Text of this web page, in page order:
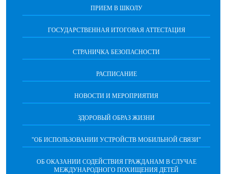
ПРИЕМ В ШКОЛУ
ГОСУДАРСТВЕННАЯ ИТОГОВАЯ АТТЕСТАЦИЯ
СТРАНИЧКА БЕЗОПАСНОСТИ
РАСПИСАНИЕ
НОВОСТИ И МЕРОПРИЯТИЯ
ЗДОРОВЫЙ ОБРАЗ ЖИЗНИ
"ОБ ИСПОЛЬЗОВАНИИ УСТРОЙСТВ МОБИЛЬНОЙ СВЯЗИ"
ОБ ОКАЗАНИИ СОДЕЙСТВИЯ ГРАЖДАНАМ В СЛУЧАЕ
МЕЖДУНАРОДНОГО ПОХИЩЕНИЯ ДЕТЕЙ